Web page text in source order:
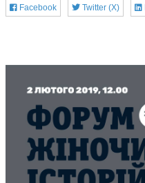
Facebook Twitter (X)